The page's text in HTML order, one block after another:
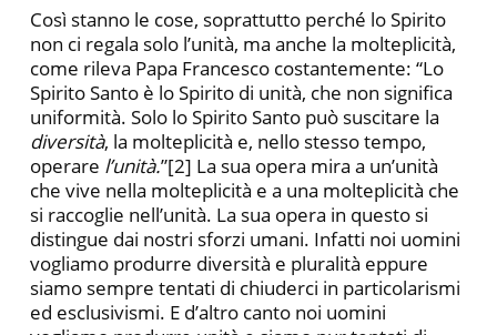
Così stanno le cose, soprattutto perché lo Spirito
non ci regala solo l’unità, ma anche la molteplicità,
come rileva Papa Francesco costantemente: “Lo
Spirito Santo è lo Spirito di unità, che non significa
uniformità. Solo lo Spirito Santo può suscitare la
diversità, la molteplicità e, nello stesso tempo,
operare l’unità.”[2] La sua opera mira a un’unità
che vive nella molteplicità e a una molteplicità che
si raccoglie nell’unità. La sua opera in questo si
distingue dai nostri sforzi umani. Infatti noi uomini
vogliamo produrre diversità e pluralità eppure
siamo sempre tentati di chiuderci in particolarismi
ed esclusivismi. E d’altro canto noi uomini